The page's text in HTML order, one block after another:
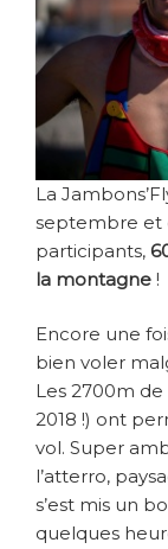
La
septembre et
participants,
la montagne !
Encore une
bien voler
Les 2700m
2018 !) ont
vol. Super
l’atterro,
s’est mis un
quelques